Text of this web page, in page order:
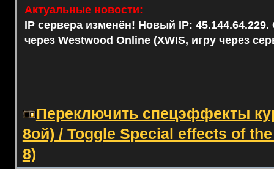
Актуальные новости:
IP сервера изменён! Новый IP: 45.144.64.229.
через Westwood Online (XWIS, игру через
Переключить спецэффекты
8ой) / Toggle Special effects of
8)